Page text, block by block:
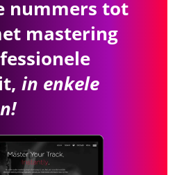
nummers tot
mastering
in enkele